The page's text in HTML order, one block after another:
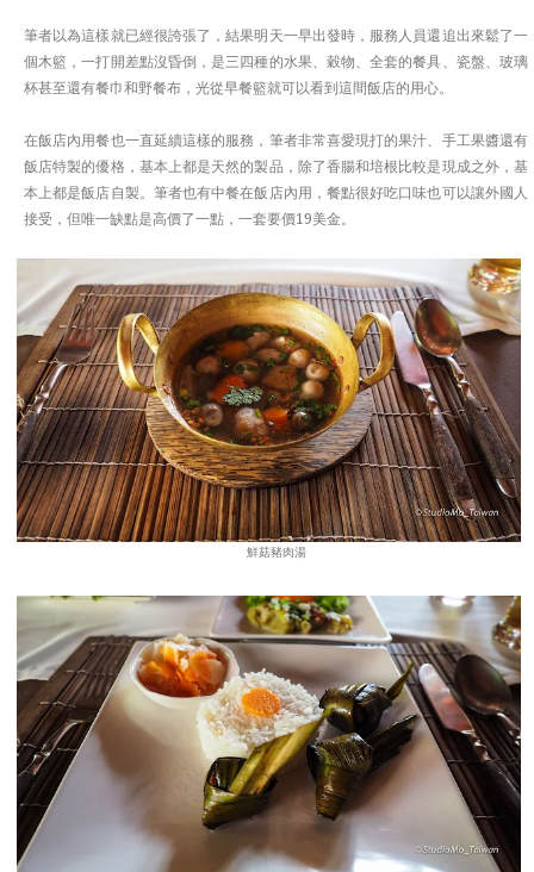
筆者以為這樣就已經很誇張了，結果明天一早出發時，服務人員還追出來鬆了一
個木籃，一打開差點沒昏倒，是三四種的水果、穀物、全套的餐具、瓷盤、玻璃
杯甚至還有餐巾和野餐布，光從早餐籃就可以看到這間飯店的用心。
在飯店內用餐也一直延續這樣的服務，筆者非常喜愛現打的果汁、手工果醬還有
飯店特製的優格，基本上都是天然的製品，除了香腸和培根比較是現成之外，基
本上都是飯店自製。筆者也有中餐在飯店內用，餐點很好吃口味也可以讓外國人
接受，但唯一缺點是高價了一點，一套要價19美金。
鮮菇豬肉湯